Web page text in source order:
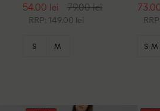
54.00 lei 79.00 lei
RRP: 149.00 lei
S M S-M